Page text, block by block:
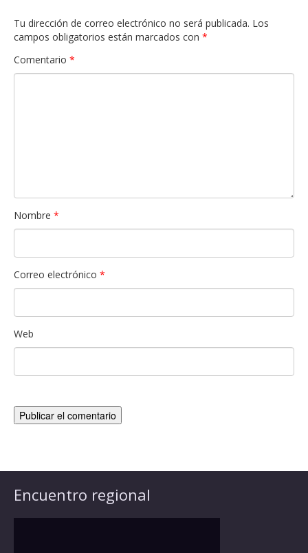
Tu dirección de correo electrónico no será publicada. Los
campos obligatorios están marcados con *
Comentario *
Nombre *
Correo electrónico *
Web
Encuentro regional